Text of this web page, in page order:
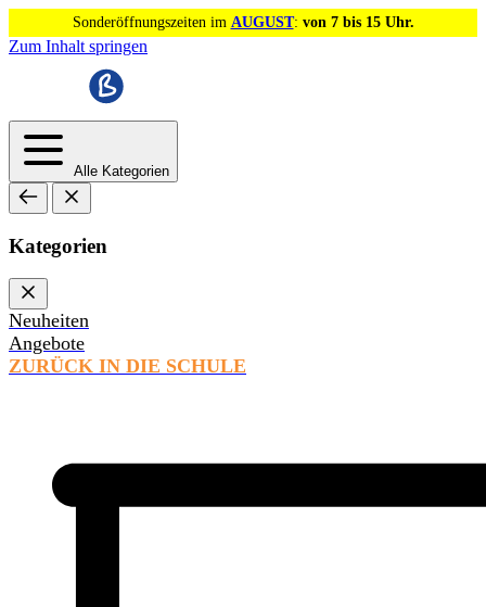
Sonderöffnungszeiten im AUGUST: von 7 bis 15 Uhr.
Zum Inhalt springen
Alle Kategorien
Kategorien
Neuheiten
Angebote
ZURÜCK IN DIE SCHULE